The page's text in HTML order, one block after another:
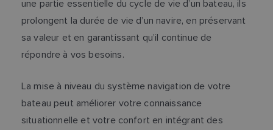
une partie essentielle du cycle de vie d’un bateau, ils
prolongent la durée de vie d’un navire, en préservant
sa valeur et en garantissant qu’il continue de
répondre à vos besoins.
La mise à niveau du système navigation de votre
bateau peut améliorer votre connaissance
situationnelle et votre confort en intégrant des